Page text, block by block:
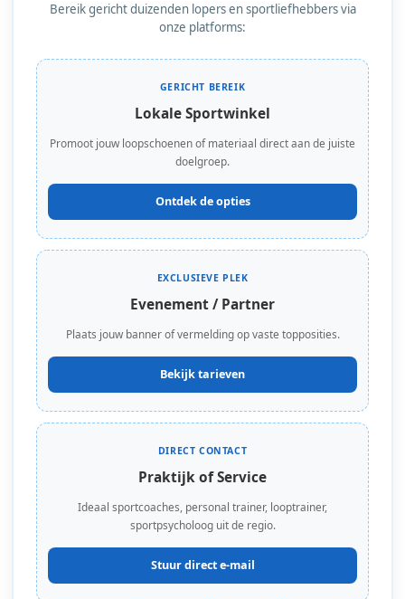
Bereik gericht duizenden lopers en sportliefhebbers via
onze platforms:
GERICHT BEREIK
Lokale Sportwinkel
Promoot jouw loopschoenen of materiaal direct aan de juiste
doelgroep.
Ontdek de opties
EXCLUSIEVE PLEK
Evenement / Partner
Plaats jouw banner of vermelding op vaste topposities.
Bekijk tarieven
DIRECT CONTACT
Praktijk of Service
Ideaal sportcoaches, personal trainer, looptrainer,
sportpsycholoog uit de regio.
Stuur direct e-mail